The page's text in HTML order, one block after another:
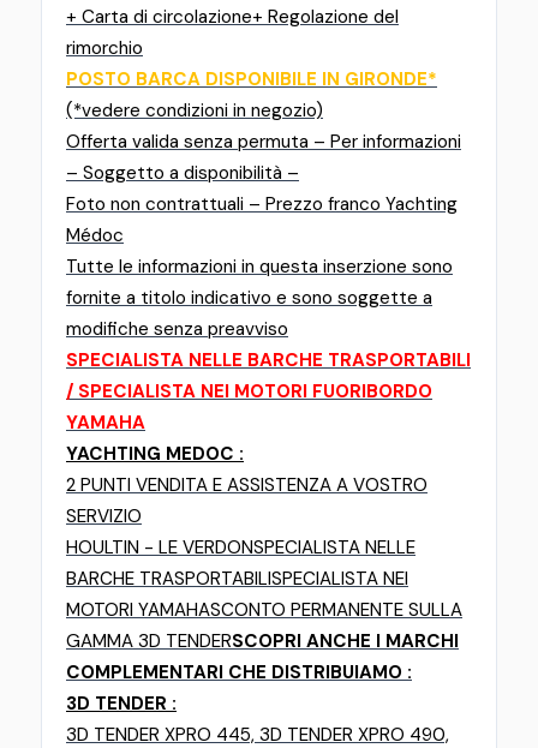
+ Carta di circolazione+ Regolazione del
rimorchio
POSTO BARCA DISPONIBILE IN GIRONDE*
(*vedere condizioni in negozio)
Offerta valida senza permuta – Per informazioni
– Soggetto a disponibilità –
Foto non contrattuali – Prezzo franco Yachting
Médoc
Tutte le informazioni in questa inserzione sono
fornite a titolo indicativo e sono soggette a
modifiche senza preavviso
SPECIALISTA NELLE BARCHE TRASPORTABILI
/ SPECIALISTA NEI MOTORI FUORIBORDO
YAMAHA
YACHTING MEDOC :
2 PUNTI VENDITA E ASSISTENZA A VOSTRO
SERVIZIO
HOULTIN - LE VERDONSPECIALISTA NELLE
BARCHE TRASPORTABILISPECIALISTA NEI
MOTORI YAMAHASCONTO PERMANENTE SULLA
GAMMA 3D TENDERSCOPRI ANCHE I MARCHI
COMPLEMENTARI CHE DISTRIBUIAMO :
3D TENDER :
3D TENDER XPRO 445, 3D TENDER XPRO 490,